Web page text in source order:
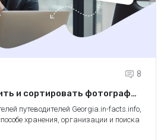
8
и сортировать фотографии
легко находить нужные
путеводителей Georgia.in-facts.info,
хранения, организации и поиска